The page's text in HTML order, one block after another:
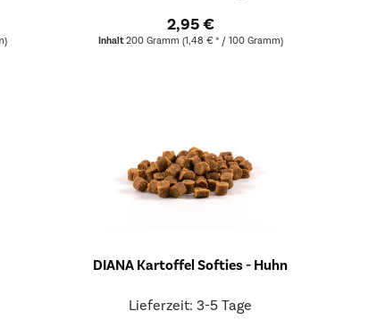
2,95 €
Inhalt200 Gramm (1,48 € * / 100 Gramm)
DIANA Kartoffel Softies - Huhn
Lieferzeit: 3-5 Tage